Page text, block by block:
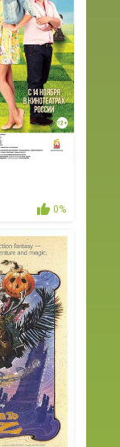
0%